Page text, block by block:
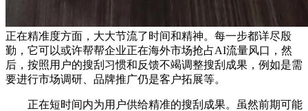
正在精准度方面，大大节流了时间和精神。每一步都详尽殷
勤，它可以或许帮帮企业正在海外市场抢占AI流量风口，然
后，按照用户的搜刮习惯和反馈不竭调整搜刮成果，例如是需
要进行市场调研、品牌推广仍是客户拓展等。
正在短时间内为用户供给精准的搜刮成果。虽然前期可能